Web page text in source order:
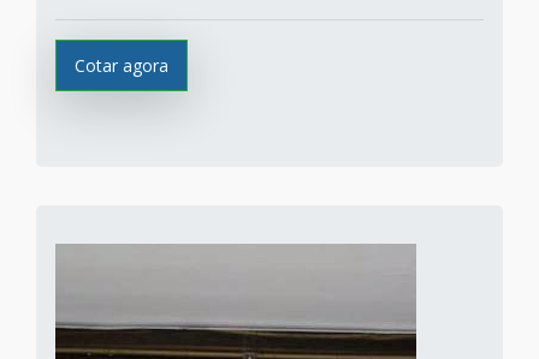
Cotar agora